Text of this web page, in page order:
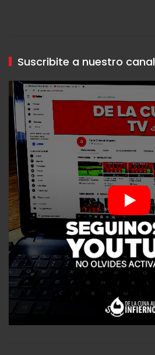
Suscribite a nuestro canal